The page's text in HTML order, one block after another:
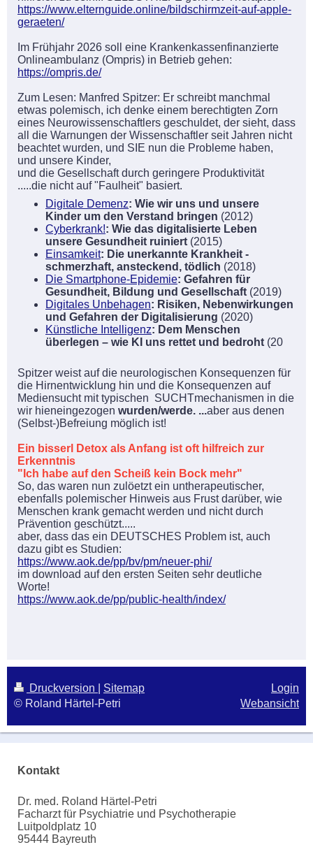
https://www.elternguide.online/bildschirmzeit-auf-apple-
geraeten/
Im Frühjahr 2026 soll eine Krankenkassenfinanzierte
Onlineambulanz (Ompris) in Betrieb gehen:
https://ompris.de/
Zum Lesen: Manfred Spitzer: Er schreibt manchmal
etwas polemisch, ich denke einem berechtigten Zorn
eines Neurowissenschaftlers geschuldet, der sieht, dass
all die Warnungen der Wissenschaftler seit Jahren nicht
beachtet wurden, und SIE nun die Probleme haben,
und unsere Kinder,
und die Gesellschaft durch geringere Produktivität
.....die nicht auf "Faulheit" basiert.
Digitale Demenz: Wie wir uns und unsere
Kinder um den Verstand bringen (2012)
Cyberkrank!: Wie das digitalisierte Leben
unsere Gesundheit ruiniert (2015)
Einsamkeit: Die unerkannte Krankheit -
schmerzhaft, ansteckend, tödlich (2018)
Die Smartphone-Epidemie: Gefahren für
Gesundheit, Bildung und Gesellschaft (2019)
Digitales Unbehagen: Risiken, Nebenwirkungen
und Gefahren der Digitalisierung (2020)
Künstliche Intelligenz: Dem Menschen
überlegen – wie KI uns rettet und bedroht (20
Spitzer weist auf die neurologischen Konsequenzen für
die Hirnentwicklung hin und die Konsequenzen auf
Mediensucht mit typischen SUCHTmechanismen in die
wir hieneingezogen wurden/werde. ...aber aus denen
(Selbst-)Befreiung möglich ist!
Ein bisserl Detox als Anfang ist oft hilfreich zur
Erkenntnis
"Ich habe auf den Scheiß kein Bock mehr"
So, das waren nun zulöetzt ein untherapeutischer,
ebenfalls polemischer Hinweis aus Frust darüber, wie
Menschen krank gemacht werden und nicht durch
Prävention geschützt.....
aber, dass das ein DEUTSCHES Problem ist, auch
dazu gibt es Studien:
https://www.aok.de/pp/bv/pm/neuer-phi/
im download auf den ersten Seiten sehr deutliche
Worte!
https://www.aok.de/pp/public-health/index/
Druckversion
Sitemap
© Roland Härtel-Petri
Login
Webansicht
Kontakt
Dr. med. Roland Härtel-Petri
Facharzt für Psychiatrie und Psychotherapie
Luitpoldplatz 10
95444 Bayreuth